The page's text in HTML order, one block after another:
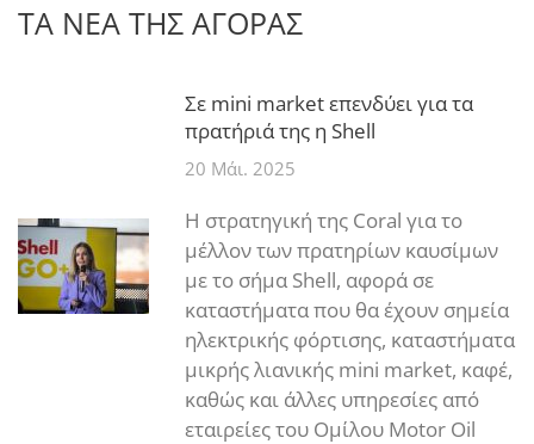
ΤΑ ΝΕΑ ΤΗΣ ΑΓΟΡΑΣ
Σε mini market επενδύει για τα
πρατήριά της η Shell
20 Μάι. 2025
Η στρατηγική της Coral για το
μέλλον των πρατηρίων καυσίμων
με το σήμα Shell, αφορά σε
καταστήματα που θα έχουν σημεία
ηλεκτρικής φόρτισης, καταστήματα
μικρής λιανικής mini market, καφέ,
καθώς και άλλες υπηρεσίες από
εταιρείες του Ομίλου Motor Oil